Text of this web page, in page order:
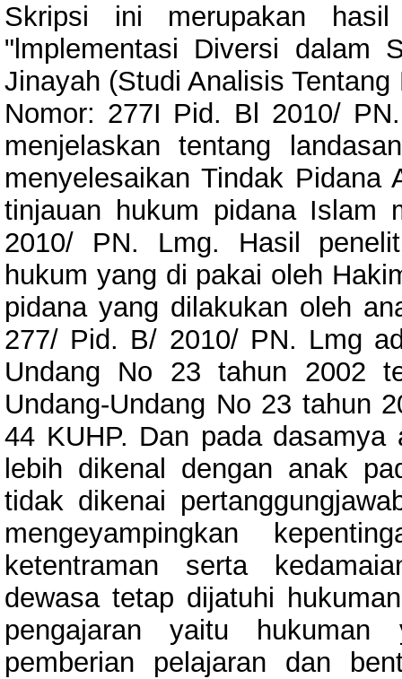
Skripsi ini merupakan
"lmplementasi Diversi dalam
Jinayah (Studi Analisis
Nomor: 277I Pid. Bl 2010/
menjelaskan tentang
menyelesaikan Tindak Pidana
tinjauan hukum pidana Islam
2010/ PN. Lmg. Hasil
hukum yang di pakai oleh
pidana yang dilakukan oleh
277/ Pid. B/ 2010/ PN. Lmg
Undang No 23 tahun 2002
Undang-Undang No 23 tahun
44 KUHP. Dan pada
lebih dikenal dengan anak
tidak dikenai
mengeyampingkan
ketentraman serta
dewasa tetap dijatuhi
pengajaran yaitu hukuman
pemberian pelajaran dan